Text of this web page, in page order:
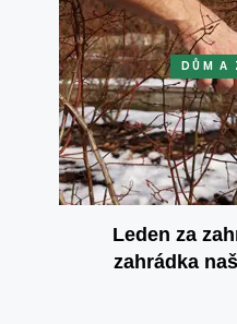
DŮM A
Leden za
zahrádka